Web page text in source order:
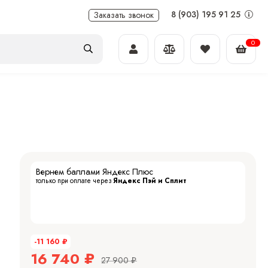
Заказать звонок 8 (903) 195 91 25
0
Вернем баллами Яндекс Плюс
только при оплате черезЯндекс Пэй и Сплит
-11 160 ₽
16 740 ₽ 27 900 ₽